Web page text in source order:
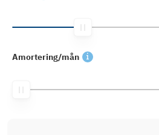
Amortering/mån